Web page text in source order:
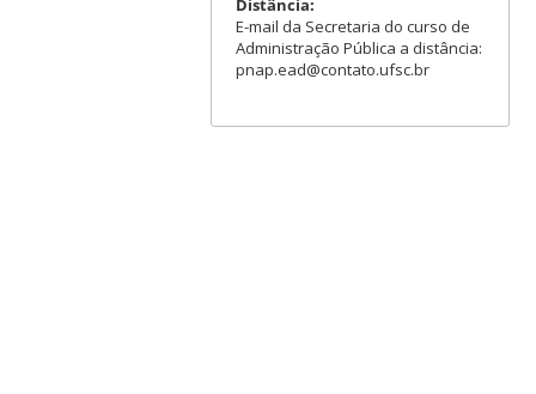
Distância:
E-mail da Secretaria do curso de
Administração Pública a distância:
pnap.ead@contato.ufsc.br